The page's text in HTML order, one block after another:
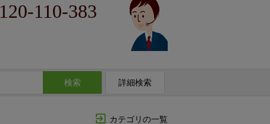
110-383
検索 詳細検索
カテゴリの一覧